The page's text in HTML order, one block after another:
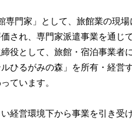
門家」として、旅館業の現
され、専門家派遣事業を通じ
役として、旅館・宿泊事業者
ひるがみの森」を所有・経営
ています。
経営環境下から事業を引き受